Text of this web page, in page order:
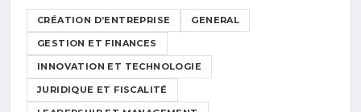
CRÉATION D’ENTREPRISE GENERAL
GESTION ET FINANCES
INNOVATION ET TECHNOLOGIE
JURIDIQUE ET FISCALITÉ